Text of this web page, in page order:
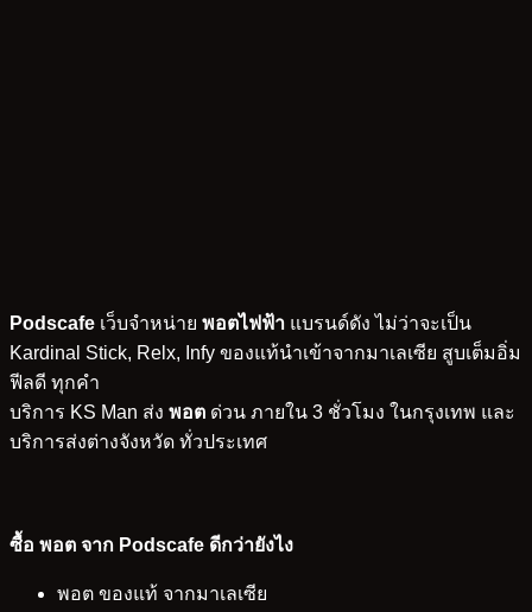
Podscafe เว็บจำหน่าย พอตไฟฟ้า แบรนด์ดัง ไม่ว่าจะเป็น
Kardinal Stick, Relx, Infy ของแท้นำเข้าจากมาเลเซีย สูบเต็มอิ่ม
ฟีลดี ทุกคำ
บริการ KS Man ส่ง พอต ด่วน ภายใน 3 ชั่วโมง ในกรุงเทพ และ
บริการส่งต่างจังหวัด ทั่วประเทศ
ซื้อ พอต จาก Podscafe ดีกว่ายังไง
พอต ของแท้ จากมาเลเซีย